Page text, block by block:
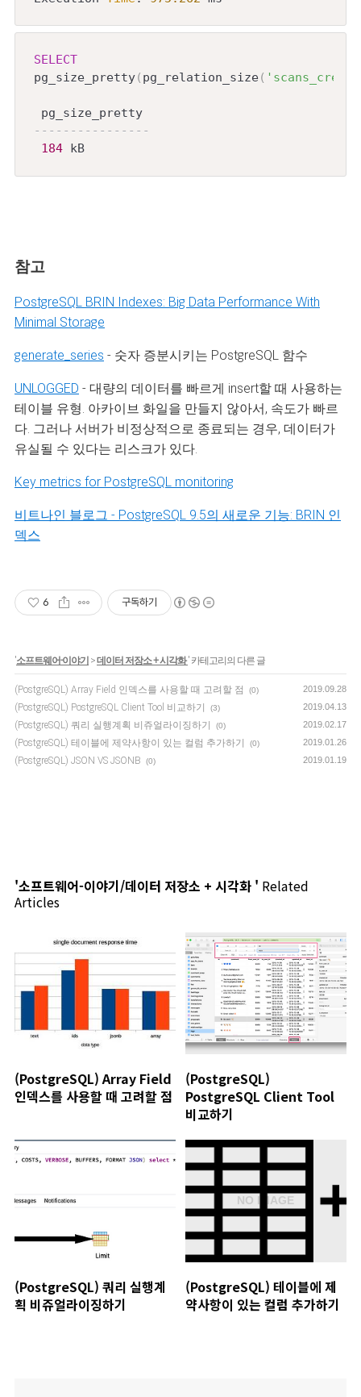
SELECT
pg_size_pretty( pg_relation_size(
----------------
184 kB
참고
PostgreSQL BRIN Indexes: Big Data Performance With
Minimal Storage
generate_series - 숫자 증분시키는 PostgreSQL 함수
UNLOGGED - 대량의 데이터를 빠르게 insert할 때 사용하는
테이블 유형. 아카이브 화일을 만들지 않아서, 속도가 빠르
다. 그러나 서버가 비정상적으로 종료되는 경우, 데이터가
유실될 수 있다는 리스크가 있다.
Key metrics for PostgreSQL monitoring
비트나인 블로그 - PostgreSQL 9.5의 새로운 기능: BRIN 인
덱스
6 구독하기
'소프트웨어-이야기 >데이터 저장소 + 시각화' 카테고리의 다른 글
(PostgreSQL) Array Field 인덱스를 사용할 때 고려할 점 (0) 2019.09.28
(PostgreSQL) PostgreSQL Client Tool 비교하기 (3) 2019.04.13
(PostgreSQL) 쿼리 실행계획 비쥬얼라이징하기 (0) 2019.02.17
(PostgreSQL) 테이블에 제약사항이 있는 컬럼 추가하기 (0) 2019.01.26
(PostgreSQL) JSON VS JSONB (0) 2019.01.19
'소프트웨어-이야기/데이터 저장소 + 시각화 ' Related
Articles
(PostgreSQL) Array Field
인덱스를 사용할 때 고려할 점
(PostgreSQL)
PostgreSQL Client Tool
비교하기
(PostgreSQL) 쿼리 실행계
획 비쥬얼라이징하기
(PostgreSQL) 테이블에 제
약사항이 있는 컬럼 추가하기